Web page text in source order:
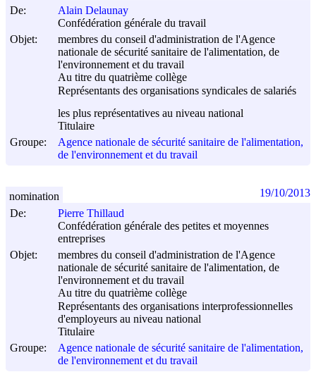
De:
Alain Delaunay
Confédération générale du travail
Objet:
membres du conseil d'administration de l'Agence
nationale de sécurité sanitaire de l'alimentation, de
l'environnement et du travail
Au titre du quatrième collège
Représentants des organisations syndicales de salariés
les plus représentatives au niveau national
Titulaire
Groupe:
Agence nationale de sécurité sanitaire de l'alimentation,
de l'environnement et du travail
De:
Pierre Thillaud
Confédération générale des petites et moyennes
entreprises
Objet:
membres du conseil d'administration de l'Agence
nationale de sécurité sanitaire de l'alimentation, de
l'environnement et du travail
Au titre du quatrième collège
Représentants des organisations interprofessionnelles
d'employeurs au niveau national
Titulaire
Groupe:
Agence nationale de sécurité sanitaire de l'alimentation,
de l'environnement et du travail
nomination 19/10/2013